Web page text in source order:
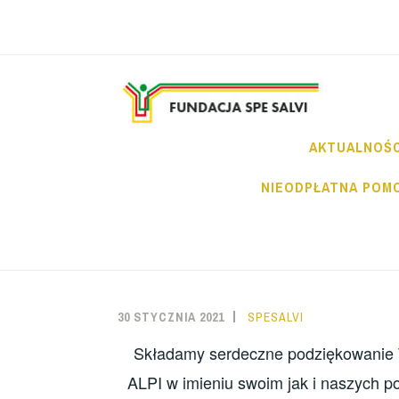
NIEODPŁATNA
30 STYCZNIA 2021 SPESALVI
Składamy serdeczne
ALPI w imieniu swoim jak i naszych